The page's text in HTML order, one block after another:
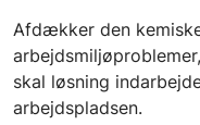
Afdækker den
skal løsning
arbejdspladsen.